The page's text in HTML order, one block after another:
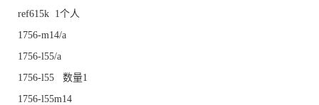
ref615k 1个人
1756-m14/a
1756-l55/a
1756-l55 数量1
1756-l55m14